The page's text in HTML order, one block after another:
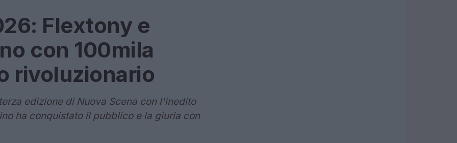
Flextony e
con 100mila
rivoluzionario
edizione di Nuova Scena con l'inedito
ha conquistato il pubblico e la giuria con